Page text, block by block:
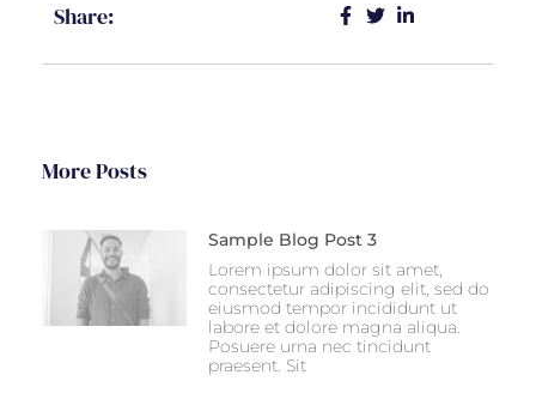
Share:
More Posts
Sample Blog Post 3
Lorem ipsum dolor sit amet,
consectetur adipiscing elit, sed do
eiusmod tempor incididunt ut
labore et dolore magna aliqua.
Posuere urna nec tincidunt
praesent. Sit